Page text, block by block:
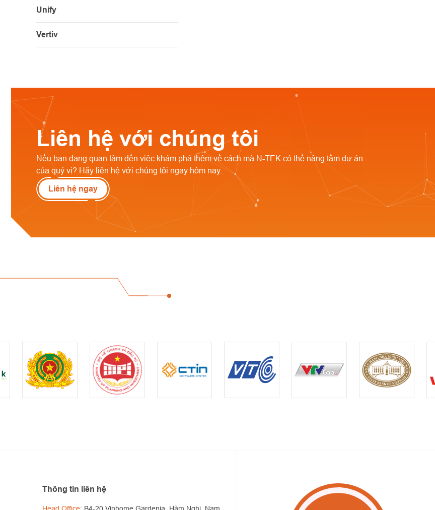
Unify
Vertiv
Liên hệ với chúng tôi
Nếu bạn đang quan tâm đến việc khám phá thêm về cách mà N-TEK có thể nâng tầm dự án
của quý vị? Hãy liên hệ với chúng tôi ngay hôm nay.
Liên hệ ngay
Thông tin liên hệ